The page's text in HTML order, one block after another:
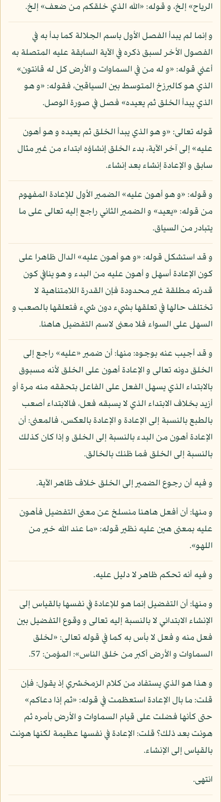
الرياح» إلخ، و قوله: «الله الذي خلقكم من ضعف» إلخ.
و إنما لم يبدأ الفصل الأول باسم الجلالة كما بدأ به في
الفصول الأخر لسبق ذكره في الآية السابقة عليه المتصلة به
أعني قوله: «و له من في السماوات و الأرض كل له قانتون»
الذي هو كالبرزخ المتوسط بين السياقين، فقوله: «و هو
الذي يبدأ الخلق ثم يعيده» فصل في صورة الوصل.
قوله تعالى: «و هو الذي يبدأ الخلق ثم يعيده و هو أهون
عليه» إلى آخر الآية، بدء الخلق إنشاؤه ابتداء من غير مثال
سابق و الإعادة إنشاء بعد إنشاء.
و قوله: «و هو أهون عليه» الضمير الأول للإعادة المفهوم
من قوله: «يعيد» و الضمير الثاني راجع إليه تعالى على ما
يتبادر من السياق.
و قد استشكل قوله: «و هو أهون عليه» الدال ظاهرا على
كون الإعادة أسهل و أهون عليه من البدء و هو ينافي كون
قدرته مطلقة غير محدودة فإن القدرة اللامتناهية لا
تختلف حالها في تعلقها بشيء دون شيء فتعلقها بالصعب و
السهل على السواء فلا معنى لاسم التفضيل هاهنا.
و قد أجيب عنه بوجوه: منها: أن ضمير «عليه» راجع إلى
الخلق دونه تعالى و الإعادة أهون على الخلق لأنه مسبوق
بالابتداء الذي يسهل الفعل على الفاعل بتحققه منه مرة أو
أزيد بخلاف الابتداء الذي لا يسبقه فعل، فالابتداء أصعب
بالطبع بالنسبة إلى الإعادة و الإعادة بالعكس، فالمعنى: أن
الإعادة أهون من البدء بالنسبة إلى الخلق و إذا كان كذلك
بالنسبة إلى الخلق فما ظنك بالخالق.
و فيه أن رجوع الضمير إلى الخلق خلاف ظاهر الآية.
و منها: أن أفعل هاهنا منسلخ عن معنى التفضيل فأهون
عليه بمعنى هين عليه نظير قوله: «ما عند الله خير من
اللهو».
و فيه أنه تحكم ظاهر لا دليل عليه.
و منها: أن التفضيل إنما هو للإعادة في نفسها بالقياس إلى
الإنشاء الابتدائي لا بالنسبة إليه تعالى و وقوع التفضيل بين
فعل منه و فعل لا بأس به كما في قوله تعالى: «لخلق
السماوات و الأرض أكبر من خلق الناس»: المؤمن: 57.
و هذا هو الذي يستفاد من كلام الزمخشري إذ يقول: فإن
قلت: ما بال الإعادة استعظمت في قوله: «ثم إذا دعاكم»
حتى كأنها فضلت على قيام السماوات و الأرض بأمره ثم
هونت بعد ذلك؟ قلت: الإعادة في نفسها عظيمة لكنها هونت
بالقياس إلى الإنشاء.
انتهى.